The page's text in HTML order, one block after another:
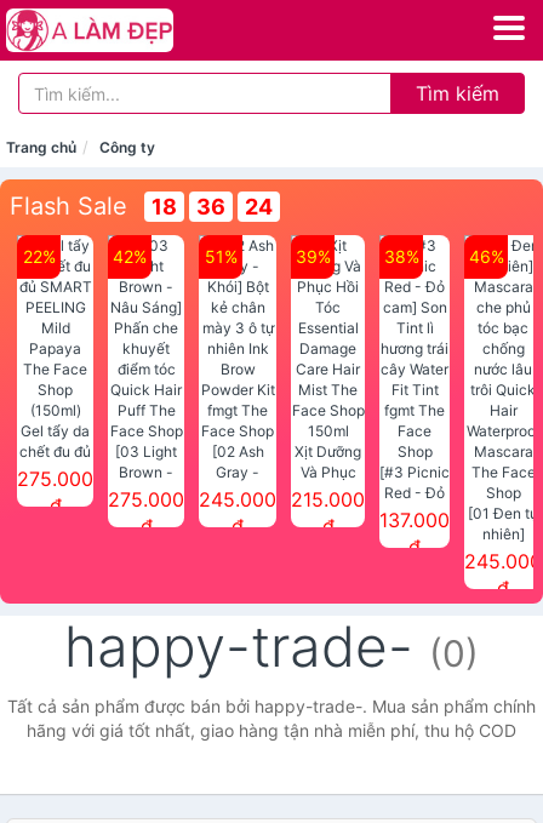
Tìm kiếm
Trang chủ Công ty
Flash Sale 18 36 24
22%
Gel tẩy da
chết đu đủ
SMART
PEELING
275.000
đ
42%
[03 Light
Brown -
Nâu Sáng]
Phấn che
275.000
đ
51%
[02 Ash
Gray -
Khói] Bột
kẻ chân
Face Shop
245.000
đ
39%
Xịt Dưỡng
Và Phục
Hồi Tóc
Essential
215.000
đ
38%
[#3 Picnic
Red - Đỏ
cam] Son
137.000
đ
46%
[01 Đen tự
nhiên]
Mascara
che phủ
trôi Quick
Waterproof
Mascara
The Face
245.000
đ
happy-trade- (0)
Tất cả sản phẩm được bán bởi happy-trade-. Mua sản phẩm chính
hãng với giá tốt nhất, giao hàng tận nhà miễn phí, thu hộ COD